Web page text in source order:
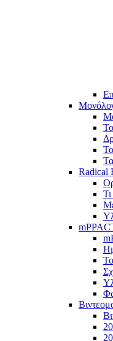
Radical
Τι